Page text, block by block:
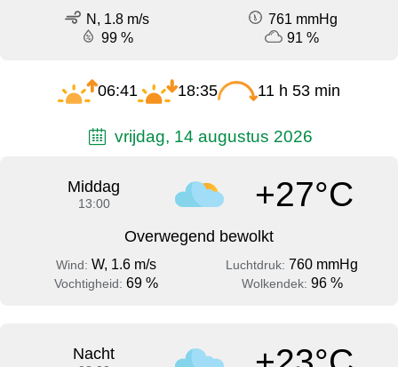
N, 1.8 m/s
761 mmHg
99 %
91 %
06:41 18:35 11 h 53 min
vrijdag, 14 augustus 2026
Middag
13:00 +27°C
Overwegend bewolkt
Wind: W, 1.6 m/s Luchtdruk: 760 mmHg
Vochtigheid: 69 % Wolkendek: 96 %
Nacht